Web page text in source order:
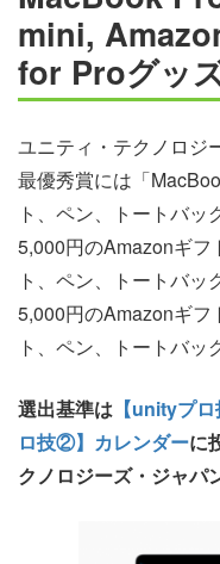
mini,
for Proグッズ
ユニティ・テクノロジ
最優秀賞には「
ト、ペン、トートバ
5,000円のAmazonギフ
ト、ペン、トートバ
5,000円のAmazonギフ
ト、ペン、トートバッ
選出基準は 【unityプ
ロ技②】カレンダーに
クノロジーズ・ジャパ